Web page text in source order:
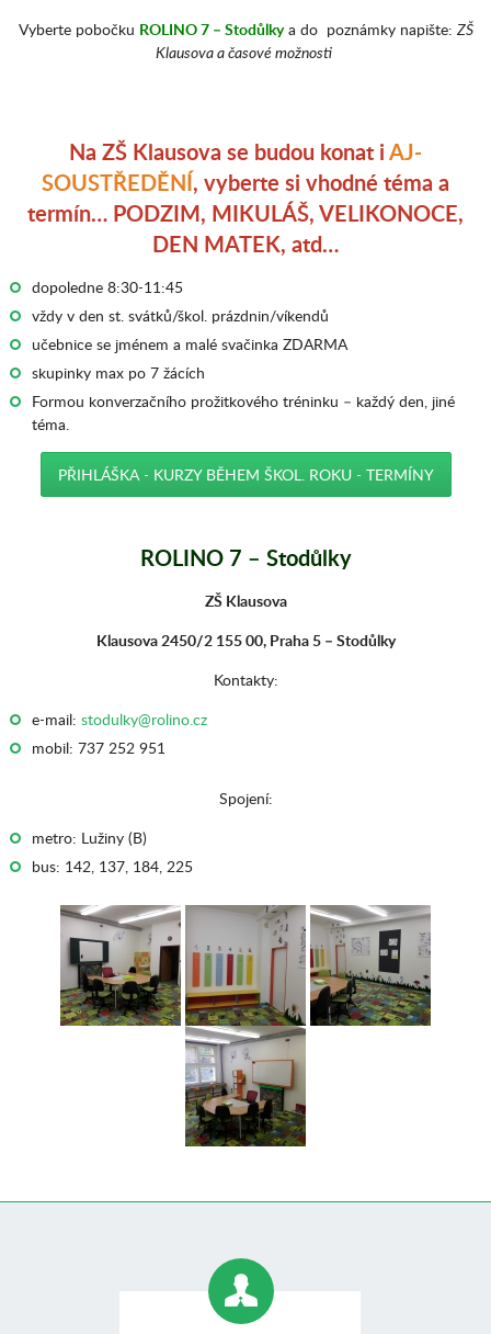
Vyberte pobočku ROLINO 7 – Stodůlkya do poznámky napište: ZŠ
Klausova a časové možnosti
Na ZŠ Klausova se budou konat iAJ-
SOUSTŘEDĚNÍ, vyberte si vhodné téma a
termín… PODZIM, MIKULÁŠ, VELIKONOCE,
DEN MATEK, atd…
dopoledne 8:30-11:45
vždy v den st. svátků/škol. prázdnin/víkendů
učebnice se jménem a malé svačinka ZDARMA
skupinky max po 7 žácích
Formou konverzačního prožitkového tréninku – každý den, jiné
téma.
PŘIHLÁŠKA - KURZY BĚHEM ŠKOL. ROKU - TERMÍNY
ROLINO 7 – Stodůlky
ZŠ Klausova
Klausova 2450/2 155 00, Praha 5 – Stodůlky
Kontakty:
e-mail: stodulky@rolino.cz
mobil: 737 252 951
Spojení:
metro: Lužiny (B)
bus: 142, 137, 184, 225